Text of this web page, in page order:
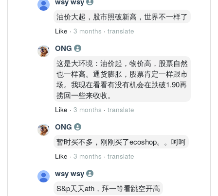
油价大起，股市照破新高，世界不一样了
Like · 3 months · translate
ONG
这是大环境：油价起，物价高，股票自然
也一样高。通货膨胀，股票肯定一样跟市
场。我现在看看有没有机会在跌破1.90再
捞回一些来收收。
Like · 3 months · translate
ONG
暂时买不多，刚刚买了ecoshop。。呵呵
Like · 3 months · translate
wsy wsy
S&p天天ath，拜一等看跳空开高